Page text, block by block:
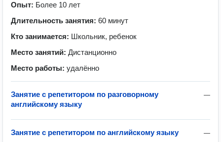
Опыт: Более 10 лет
Длительность занятия: 60 минут
Кто занимается: Школьник, ребенок
Место занятий: Дистанционно
Место работы: удалённо
—
Занятие с репетитором по разговорному
английскому языку
—
Занятие с репетитором по английскому языку